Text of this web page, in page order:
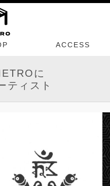
ACCESS
に
ティスト